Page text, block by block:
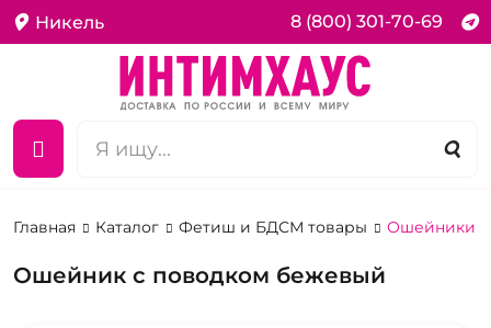
Никель 8 (800) 301-70-69
Главная Каталог Фетиш и БДСМ товары Ошейники
Ошейник с поводком бежевый